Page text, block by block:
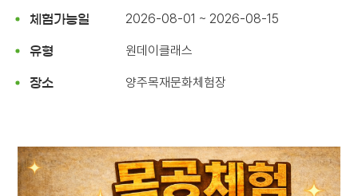
체험가능일 2026-08-01 ~ 2026-08-15
유형 원데이클래스
장소 양주목재문화체험장